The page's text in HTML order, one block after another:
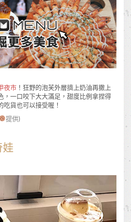
夜市 ！狂野的泡芙外層擠上奶油再撒上
，一口咬下大大滿足，甜度比例拿捏得
吃貨也可以接受喔！
提供)
娃